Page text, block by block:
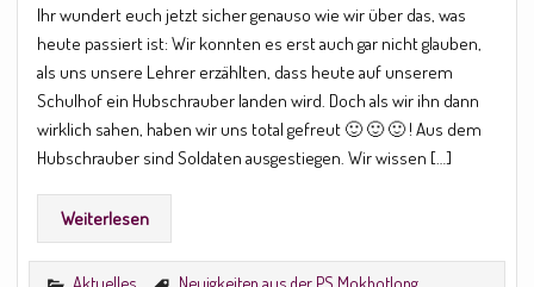
Ihr wundert euch jetzt sicher genauso wie wir über das, was
heute passiert ist: Wir konnten es erst auch gar nicht glauben,
als uns unsere Lehrer erzählten, dass heute auf unserem
Schulhof ein Hubschrauber landen wird. Doch als wir ihn dann
wirklich sahen, haben wir uns total gefreut 🙂 🙂 🙂 ! Aus dem
Hubschrauber sind Soldaten ausgestiegen. Wir wissen […]
Weiterlesen
Aktuelles Neuigkeiten aus der PS Mokhotlong